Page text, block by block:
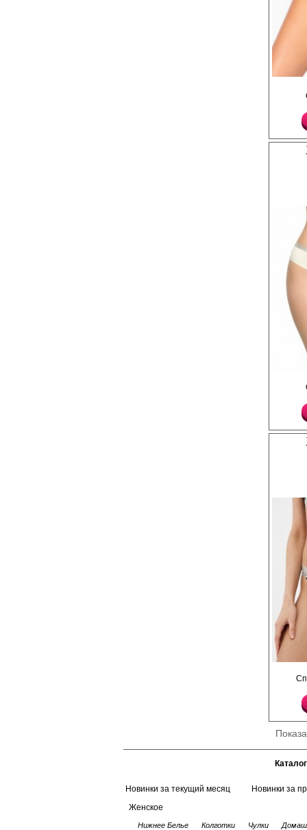
линией талии,
обрамлением,
на передней детали,
по поясу, кружевная
блестящей резинкой
Каталог
Новинки за текущий месяц Новинки за
Женское
Нижнее Белье Колготки Чулки